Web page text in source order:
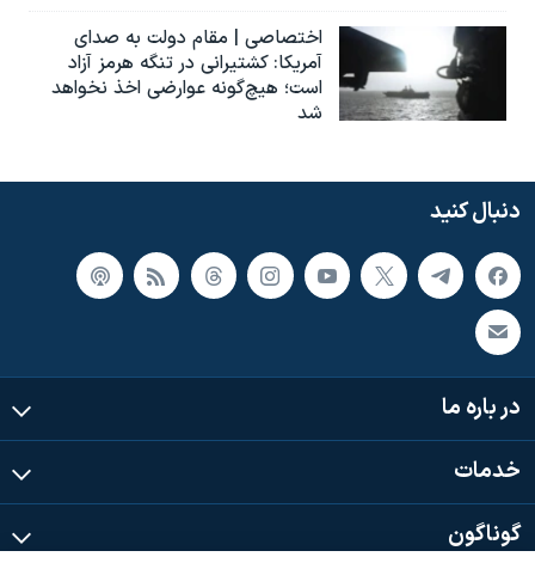
اختصاصی | مقام دولت به صدای
آمریکا: کشتیرانی در تنگه هرمز آزاد
است؛ هیچ‌گونه عوارضی اخذ نخواهد
شد
دنبال کنید
در باره ما
خدمات
گوناگون